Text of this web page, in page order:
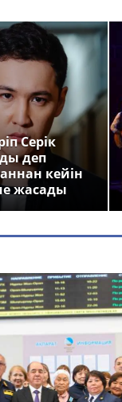
Серік
деп
кейін
жасады